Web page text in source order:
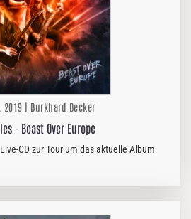
2019 | Burkhard Becker
Mob Rules - Beast Over Europe
CD zur Tour um das aktuelle Album